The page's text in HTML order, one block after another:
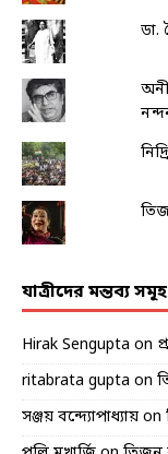
ডা.
যাত্রীদের মন্তব্য সমূহ
Hirak Sengupta on
ritabrata gupta on
সঞ্জয় বন্দ্যোপাধ্যায় on